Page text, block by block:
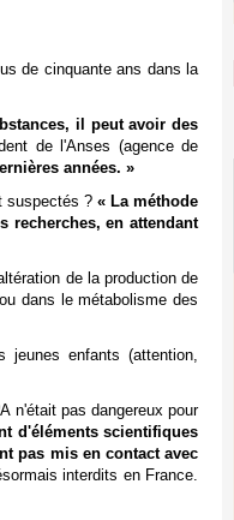
de cinquante ans dans la
il peut avoir des
de l'Anses (agence de
années. »
suspectés ? « La méthode
recherches, en attendant
de la production de
dans le métabolisme des
jeunes enfants (attention,
n'était pas dangereux pour
d'éléments scientifiques
pas mis en contact avec
interdits en France.